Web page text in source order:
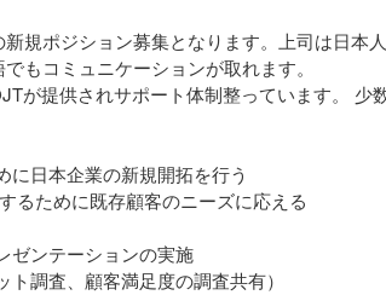
規ポジション募集となります。上司は日
もコミュニケーションが取れます。
が提供されサポート体制整っています。
日本企業の新規開拓を行う
るために既存顧客のニーズに応える
ゼンテーションの実施
調査、顧客満足度の調査共有）